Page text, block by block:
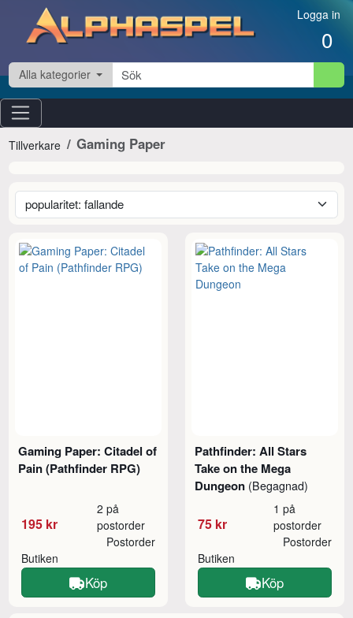
Hoppa till innehåll Logga in
0
Alla kategorier
Tillverkare Gaming Paper
Gaming Paper: Citadel of
Pain (Pathfinder RPG)
195 kr
2 på
postorder
Butiken
Postorder
Köp
Pathfinder: All Stars
Take on the Mega
Dungeon (Begagnad)
75 kr
1 på
postorder
Butiken
Postorder
Köp